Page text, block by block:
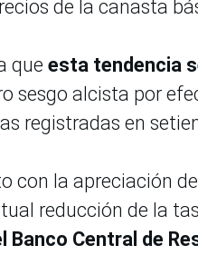
de la canasta
que esta tendencia
sesgo alcista por
registradas en
con la apreciación
reducción de la
Banco Central de